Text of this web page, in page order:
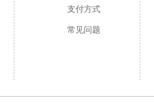
支付方式
常见问题